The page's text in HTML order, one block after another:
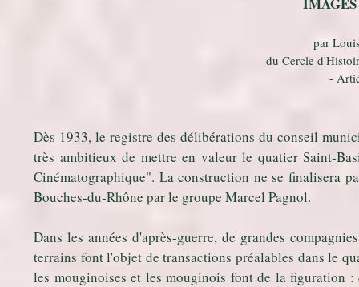
par
du Cercle
-
Dès 1933, le registre des délibérations du conseil
très ambitieux de mettre en valeur le quatier Saint-
Cinématographique". La construction ne se finalisera
Bouches-du-Rhône par le groupe Marcel Pagnol.
Dans les années d'après-guerre, de grandes
terrains font l'objet de transactions préalables dans le
les mouginoises et les mouginois font de la figuration